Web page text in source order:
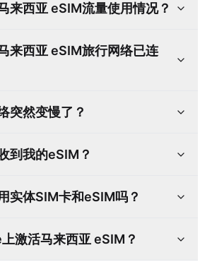
来西亚 eSIM流量使用情况？
来西亚 eSIM旅行网络已连
突然变慢了？
到我的eSIM？
实体SIM卡和eSIM吗？
激活马来西亚 eSIM？